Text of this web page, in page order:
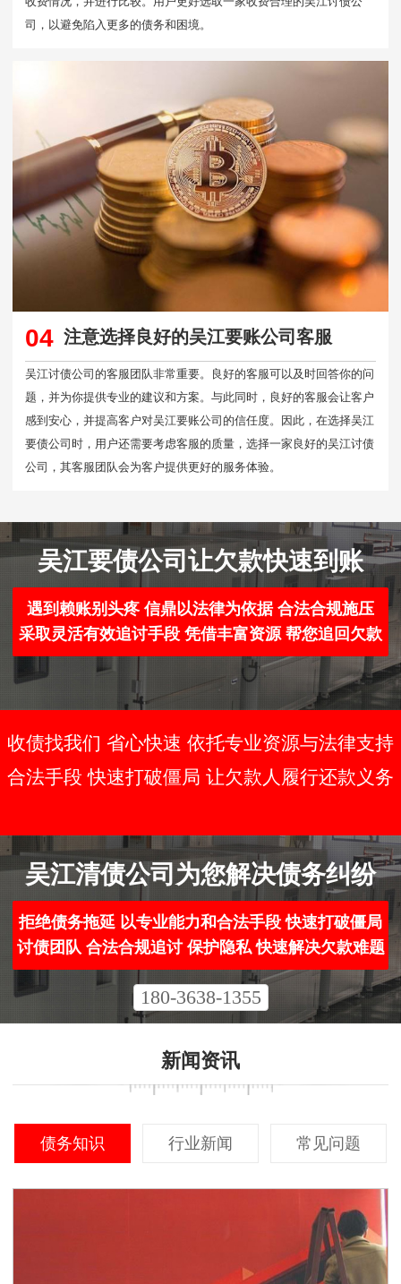
司，以避免陷入更多的债务和困境。
04 注意选择良好的吴江要账公司客服
吴江讨债公司的客服团队非常重要。良好的客服可以及时回答你的问
题，并为你提供专业的建议和方案。与此同时，良好的客服会让客户
感到安心，并提高客户对吴江要账公司的信任度。因此，在选择吴江
要债公司时，用户还需要考虑客服的质量，选择一家良好的吴江讨债
公司，其客服团队会为客户提供更好的服务体验。
吴江要债公司让欠款快速到账
遇到赖账别头疼 信鼎以法律为依据 合法合规施压
采取灵活有效追讨手段 凭借丰富资源 帮您追回欠款
收债找我们 省心快速 依托专业资源与法律支持
合法手段 快速打破僵局 让欠款人履行还款义务
吴江清债公司为您解决债务纠纷
拒绝债务拖延 以专业能力和合法手段 快速打破僵局
讨债团队 合法合规追讨 保护隐私 快速解决欠款难题
180-3638-1355
新闻资讯
债务知识 行业新闻 常见问题